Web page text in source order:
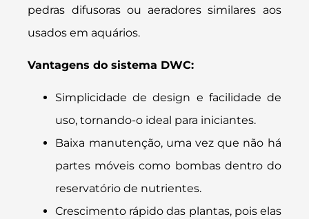
pedras difusoras ou aeradores similares aos
usados em aquários.
Vantagens do sistema DWC:
Simplicidade de design e facilidade de
uso, tornando-o ideal para iniciantes.
Baixa manutenção, uma vez que não há
partes móveis como bombas dentro do
reservatório de nutrientes.
Crescimento rápido das plantas, pois elas